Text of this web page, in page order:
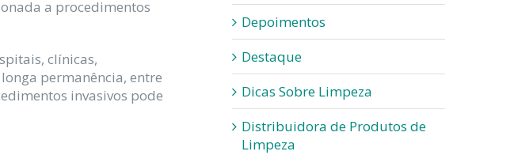
a procedimentos
clínicas,
permanência, entre
invasivos pode
Depoimentos
Destaque
Dicas Sobre Limpeza
Distribuidora de Produtos de
Limpeza